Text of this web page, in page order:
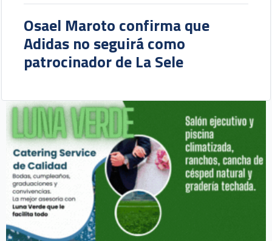
Osael Maroto confirma que
Adidas no seguirá como
patrocinador de La Sele